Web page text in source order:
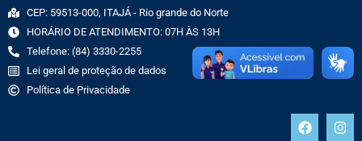
CEP: 59513-000, ITAJÁ - Rio grande do Norte
HORÁRIO DE ATENDIMENTO: 07H ÀS 13H
Telefone: (84) 3330-2255
Lei geral de proteção de dados
Política de Privacidade